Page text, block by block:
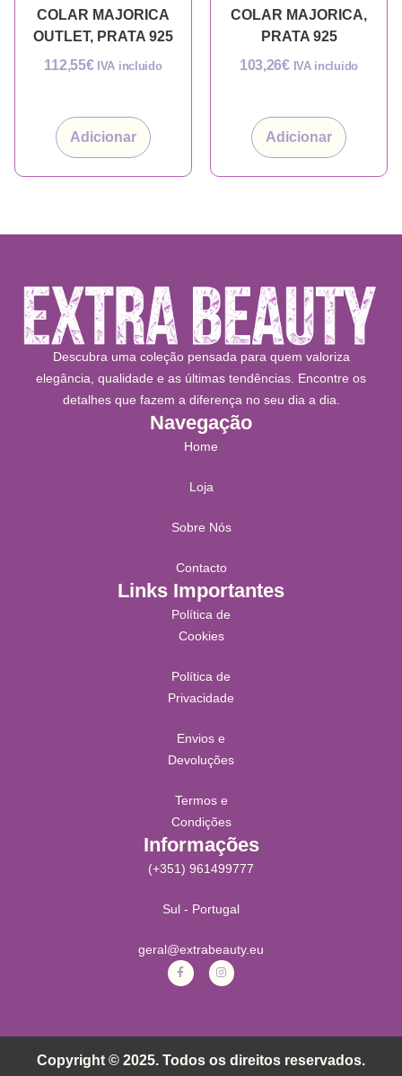
COLAR MAJORICA
OUTLET, PRATA 925
112,55€ IVA incluido
Adicionar
COLAR MAJORICA,
PRATA 925
103,26€ IVA incluido
Adicionar
Descubra uma coleção pensada para quem valoriza
elegância, qualidade e as últimas tendências. Encontre os
detalhes que fazem a diferença no seu dia a dia.
Navegação
Home
Loja
Sobre Nós
Contacto
Links Importantes
Política de
Cookies
Política de
Privacidade
Envios e
Devoluções
Termos e
Condições
Informações
(+351) 961499777
Sul - Portugal
geral@extrabeauty.eu
Copyright © 2025. Todos os direitos reservados.